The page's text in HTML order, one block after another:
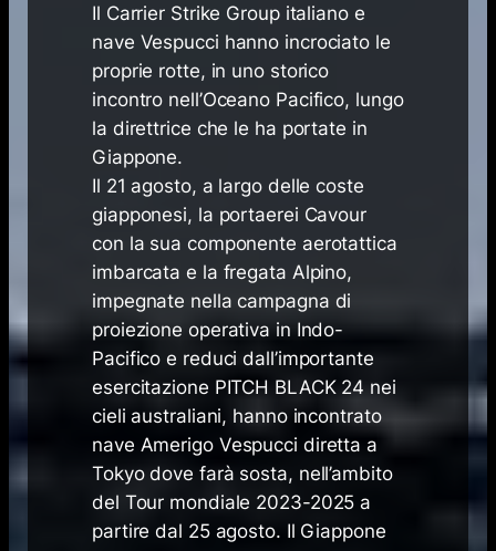
​Il Carrier Strike Group italiano e
nave Vespucci hanno incrociato le
proprie rotte, in uno storico
incontro nell’Oceano Pacifico, lungo
la direttrice che le ha portate in
Giappone.
Il 21 agosto, a largo delle coste
giapponesi, la portaerei Cavour
con la sua componente aerotattica
imbarcata e la fregata Alpino,
impegnate nella campagna di
proiezione operativa in Indo-
Pacifico e reduci dall’importante
esercitazione PITCH BLACK 24 nei
cieli australiani, hanno incontrato
nave Amerigo Vespucci diretta a
Tokyo dove farà sosta, nell’ambito
del Tour mondiale 2023-2025 a
partire dal 25 agosto. Il Giappone